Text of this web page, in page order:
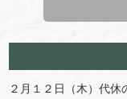
２月１２日（木）代休